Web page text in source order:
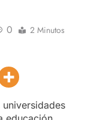
0 2 Minutos